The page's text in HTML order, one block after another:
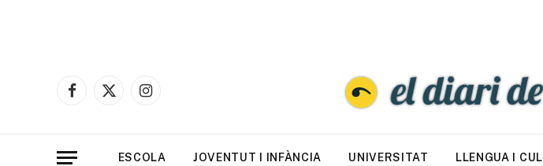
Facebook
X
Instagram
ESCOLA JOVENTUT I INFÀNCIA UNIVERSITAT LLENGUA I